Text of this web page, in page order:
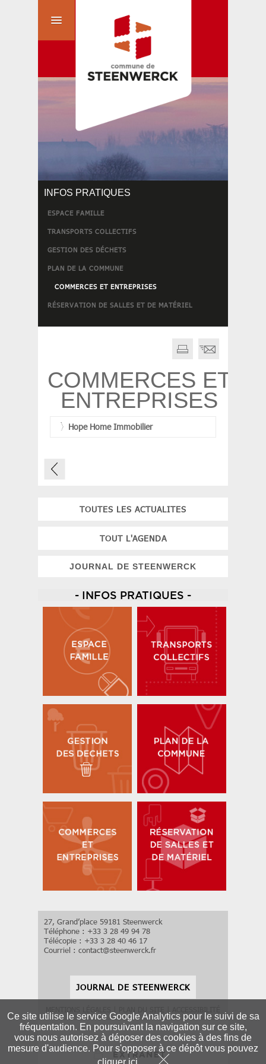
Ce site utilise le service Google Analytics pour le suivi de sa
fréquentation. En poursuivant la navigation sur ce site,
vous nous autorisez à déposer des cookies à des fins de
mesure d'audience. Pour s'opposer à ce dépôt vous pouvez
cliquer ici
INFOS PRATIQUES
ESPACE FAMILLE
TRANSPORTS COLLECTIFS
GESTION DES DÉCHETS
PLAN DE LA COMMUNE
COMMERCES ET ENTREPRISES
RÉSERVATION DE SALLES ET DE MATÉRIEL
COMMERCES ET
ENTREPRISES
Hope Home Immobilier
TOUTES LES ACTUALITES
TOUT L'AGENDA
JOURNAL DE STEENWERCK
- INFOS PRATIQUES -
27, Grand’place 59181 Steenwerck
Téléphone : +33 3 28 49 94 78
Télécopie : +33 3 28 40 46 17
Courriel : contact@steenwerck.fr
JOURNAL DE STEENWERCK